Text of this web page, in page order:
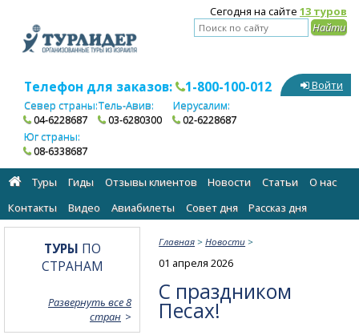
Сегодня на сайте 13 туров
Телефон для заказов: 1-800-100-012
Север страны:
04-6228687
Тель-Авив:
03-6280300
Иерусалим:
02-6228687
Юг страны:
08-6338687
Войти
Туры Гиды Отзывы клиентов Новости Статьи
О нас
Контакты
Видео Авиабилеты Cовет дня Рассказ дня
Главная >Новости >
01 апреля 2026
С праздником
Песах!
ТУРЫ ПО
СТРАНАМ
Развернуть все 8
стран